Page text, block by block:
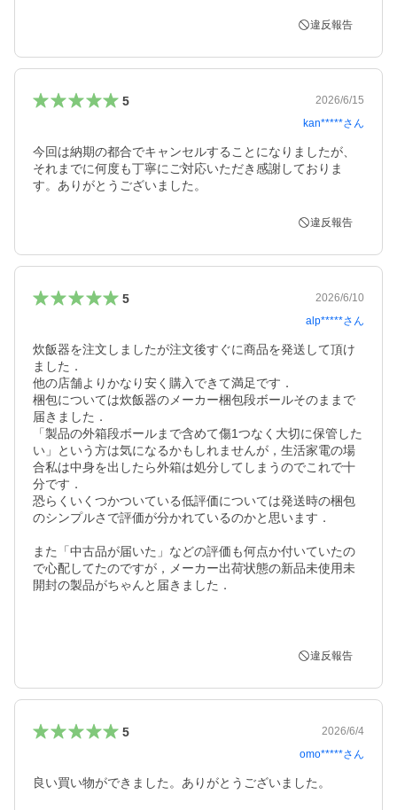
違反報告
5
2026/6/15
kan*****さん
今回は納期の都合でキャンセルすることになりましたが、
それまでに何度も丁寧にご対応いただき感謝しておりま
す。ありがとうございました。
違反報告
5
2026/6/10
alp*****さん
炊飯器を注文しましたが注文後すぐに商品を発送して頂け
ました．
他の店舗よりかなり安く購入できて満足です．
梱包については炊飯器のメーカー梱包段ボールそのままで
届きました．
「製品の外箱段ボールまで含めて傷1つなく大切に保管した
い」という方は気になるかもしれませんが，生活家電の場
合私は中身を出したら外箱は処分してしまうのでこれで十
分です．
恐らくいくつかついている低評価については発送時の梱包
のシンプルさで評価が分かれているのかと思います．
また「中古品が届いた」などの評価も何点か付いていたの
で心配してたのですが，メーカー出荷状態の新品未使用未
開封の製品がちゃんと届きました．
違反報告
5
2026/6/4
omo*****さん
良い買い物ができました。ありがとうございました。